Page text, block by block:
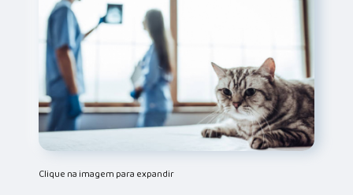
Clique na imagem para expandir